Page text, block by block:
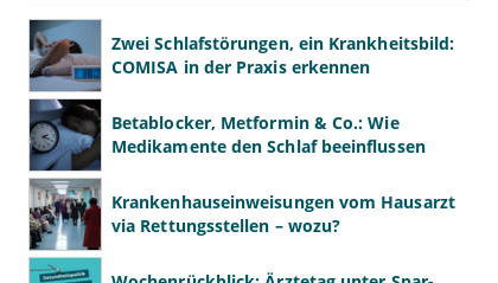
Zwei Schlafstörungen, ein Krankheitsbild:
COMISA in der Praxis erkennen
Betablocker, Metformin & Co.: Wie
Medikamente den Schlaf beeinflussen
Krankenhauseinweisungen vom Hausarzt
via Rettungsstellen – wozu?